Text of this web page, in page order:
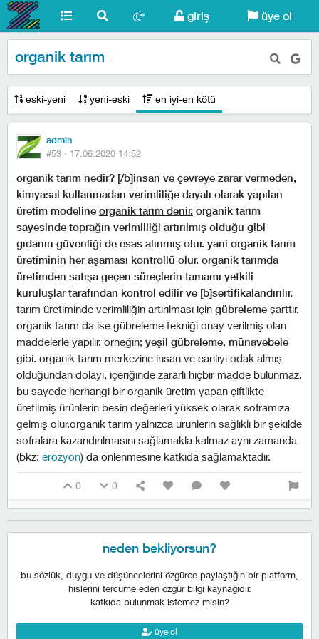
giriş üye ol
organik tarım
eski-yeni yeni-eski en iyi-en kötü
admin
#53 · 17.06.2020 14:52
organik tarım nedir? [/b]i̇nsan ve çevreye zarar vermeden,
kimyasal kullanmadan verimliliğe dayalı olarak yapılan
üretim modeline organik tarım denir. organik tarım
sayesinde toprağın verimliliği artırılmış olduğu gibi
gıdanın güvenliği de esas alınmış olur. yani organik tarım
üretiminin her aşaması kontrollü olur. organik tarımda
üretimden satışa geçen süreçlerin tamamı yetkili
kuruluşlar tarafından kontrol edilir ve [b]sertifikalandırılır.
tarım üretiminde verimliliğin artırılması için gübreleme şarttır.
organik tarım da ise gübreleme tekniği onay verilmiş olan
maddelerle yapılır. örneğin; yeşil gübreleme, münavebele
gibi. organik tarım merkezine insan ve canlıyı odak almış
olduğundan dolayı, içeriğinde zararlı hiçbir madde bulunmaz.
bu sayede herhangi bir organik üretim yapan çiftlikte
üretilmiş ürünlerin besin değerleri yüksek olarak soframıza
gelmiş olur.organik tarım yalnızca ürünlerin sağlıklı bir şekilde
sofralara kazandırılmasını sağlamakla kalmaz aynı zamanda
(bkz: erozyon) da önlenmesine katkıda sağlamaktadır.
0 0
neden bekliyorsun?
bu sözlük, duygu ve düşüncelerini özgürce paylaştığın bir platform,
hislerini tercüme eden özgür bilgi kaynağıdır.
katkıda bulunmak istemez misin?
üye ol